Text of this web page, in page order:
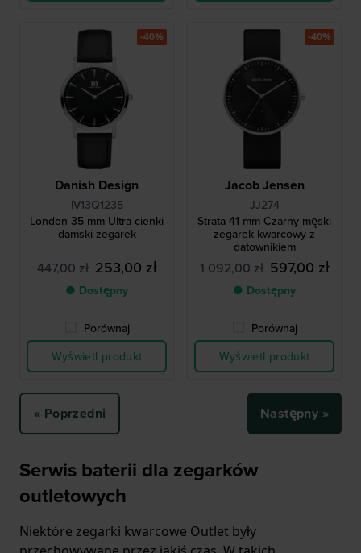
Danish Design
IV13Q1235
London 35 mm Ultra cienki
damski zegarek
447,00 zł 253,00 zł
● Dostępny
Porównaj
Wyświetl produkt
-40%
Jacob Jensen
JJ274
Strata 41 mm Czarny męski
zegarek kwarcowy z
datownikiem
1 092,00 zł 597,00 zł
● Dostępny
Porównaj
Wyświetl produkt
-40%
« Poprzedni Następny »
Serwis baterii dla zegarków
outletowych
Niektóre zegarki kwarcowe Outlet były